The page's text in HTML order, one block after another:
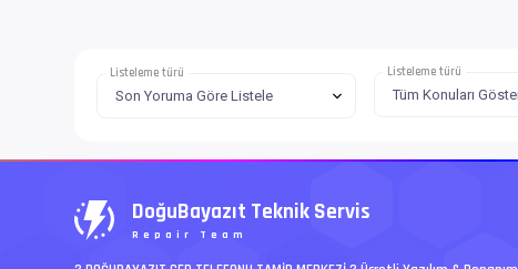
Listeleme türü Listeleme türü
DoğuBayazıt Teknik Servis
Repair Team